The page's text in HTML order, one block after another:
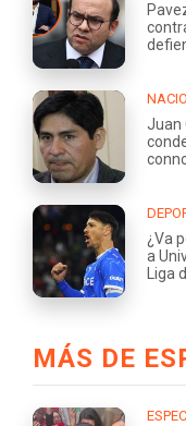
Juan
¿Va
a
Liga
MÁS DE